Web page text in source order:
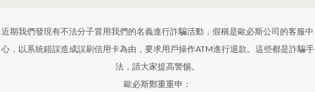
近期我們發現有不法分子冒用我們的名義進行詐騙活動，假稱是歐必斯公司的客服中
心，以系統錯誤造成誤刷信用卡為由，要求用戶操作ATM進行退款。這些都是詐騙手
法，請大家提高警惕。
歐必斯鄭重重申：